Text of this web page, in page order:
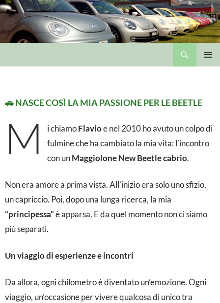
IL MAGGIOLONE DI FLAVIO
M
a
g
o
l
o
e
c
a
🚗 NASCE COSÌ LA MIA PASSIONE PER LE BEETLE
M i chiamoFlavioe nel 2010 ho avuto un colpo di
fulmine che ha cambiato la mia vita: l’incontro
con unMaggiolone New Beetle cabrio.
Non era amore a prima vista. All’inizio era solo uno sfizio,
un capriccio. Poi, dopo una lunga ricerca, la mia
“principessa”è apparsa. E da quel momento non ci siamo
più separati.
Un viaggio di esperienze e incontri
Da allora, ogni chilometro è diventato un’emozione. Ogni
viaggio, un’occasione per vivere qualcosa di unico tra